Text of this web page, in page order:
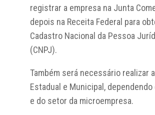
registrar a empresa na Junta
depois na Receita Federal para
Cadastro Nacional da Pessoa
(CNPJ).
Também será necessário realizar
Estadual e Municipal, dependendo
e do setor da microempresa.